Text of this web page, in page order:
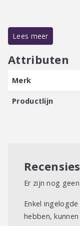
Goed schudden
vochtiger haar, van
en in model brengen
Lees meer
Attributen
Merk
Productlijn
Recensies
Er zijn nog
Enkel
hebben,